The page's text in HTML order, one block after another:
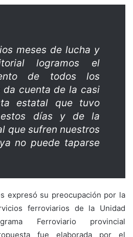
meses de lucha y
logramos el
de todos los
da cuenta de la casi
estatal que tuvo
días y de la
que sufren nuestros
no puede taparse
expresó su preocupación por la
ferroviarios de la Unidad
Ferroviario provincial
fue elaborada por el